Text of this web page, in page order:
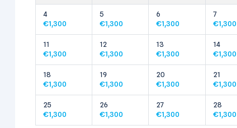
4
€1,300
5
€1,300
6
€1,300
7
€1,300
11
€1,300
12
€1,300
13
€1,300
14
€1,300
18
€1,300
19
€1,300
20
€1,300
21
€1,300
25
€1,300
26
€1,300
27
€1,300
28
€1,300